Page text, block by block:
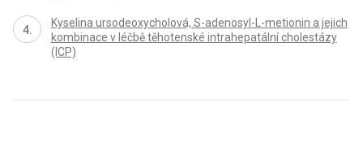
Kyselina ursodeoxycholová, S-adenosyl-L-metionin a jejich
kombinace v léčbě těhotenské intrahepatální cholestázy
(ICP)